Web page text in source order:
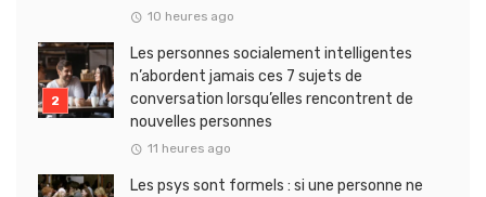
10 heures ago
Les personnes socialement intelligentes
n’abordent jamais ces 7 sujets de
conversation lorsqu’elles rencontrent de
nouvelles personnes
11 heures ago
Les psys sont formels : si une personne ne